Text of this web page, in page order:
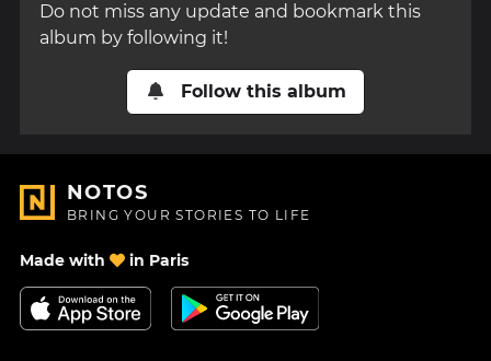
Do not miss any update and bookmark this
album by following it!
Follow this album
NOTOS
BRING YOUR STORIES TO LIFE
Made with in Paris